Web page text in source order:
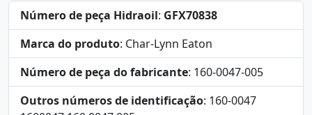
Número de peça Hidraoil: GFX70838
Marca do produto: Char-Lynn Eaton
Número de peça do fabricante: 160-0047-005
Outros números de identificação: 160-0047